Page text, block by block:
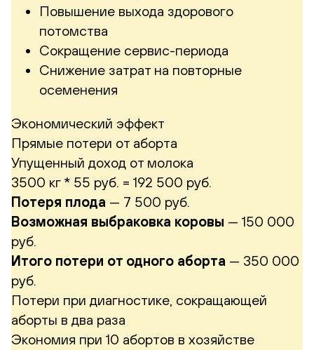
Повышение выхода здорового
потомства
Сокращение сервис-периода
Снижение затрат на повторные
осеменения
Экономический эффект
Прямые потери от аборта
Упущенный доход от молока
3500 кг * 55 руб. = 192 500 руб.
Потеря плода — 7 500 руб.
Возможная выбраковка коровы — 150 000
руб.
Итого потери от одного аборта — 350 000
руб.
Потери при диагностике, сокращающей
аборты в два раза
Экономия при 10 абортов в хозяйстве